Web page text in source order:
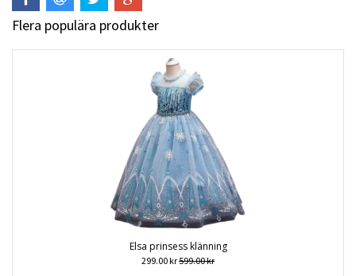
Flera populära produkter
Elsa prinsess klänning
299.00 kr599.00 kr